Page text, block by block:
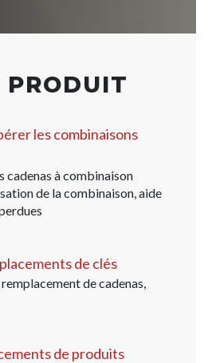
PRODUIT
les combinaisons
à combinaison
de la combinaison, aide
de clés
de cadenas,
de produits